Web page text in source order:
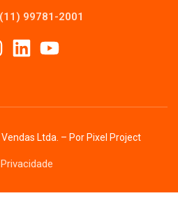
99781-2001
Vendas Ltda. – Por Pixel Project